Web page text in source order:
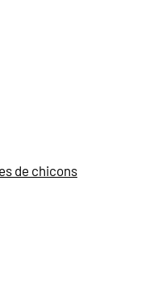
de chicons